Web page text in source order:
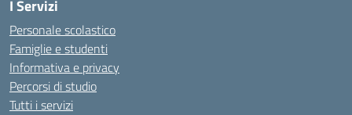
I Servizi
Personale scolastico
Famiglie e studenti
Informativa e privacy
Percorsi di studio
Tutti i servizi